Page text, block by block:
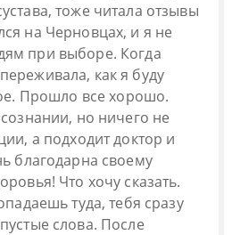
тоже читала отзывы
на Черновцах, и я не
при выборе. Когда
как я буду
Прошло все хорошо.
но ничего не
а подходит доктор и
благодарна своему
Что хочу сказать.
туда, тебя сразу
слова. После